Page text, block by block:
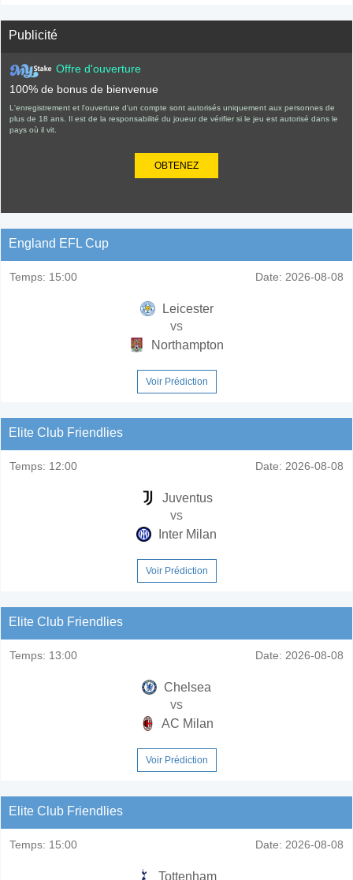
Publicité
Offre d'ouverture
100% de bonus de bienvenue
L'enregistrement et l'ouverture d'un compte sont autorisés uniquement aux personnes de
plus de 18 ans. Il est de la responsabilité du joueur de vérifier si le jeu est autorisé dans le
pays où il vit.
OBTENEZ
England EFL Cup
Temps: 15:00 Date: 2026-08-08
Leicester
vs
Northampton
Voir Prédiction
Elite Club Friendlies
Temps: 12:00 Date: 2026-08-08
Juventus
vs
Inter Milan
Voir Prédiction
Elite Club Friendlies
Temps: 13:00 Date: 2026-08-08
Chelsea
vs
AC Milan
Voir Prédiction
Elite Club Friendlies
Temps: 15:00 Date: 2026-08-08
Tottenham